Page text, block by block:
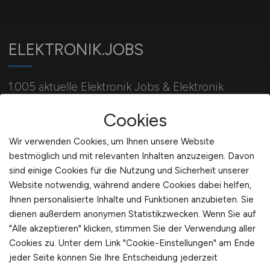
ELEKTRONIK.JOBS
1.005 aktuelle Elektronik Jobs & Elektronik
Für Arbeitgeber
Stellenanzeigen schalten
Mediadaten & Konditionen
Arbeitgeber Seite
Cookies
Wir verwenden Cookies, um Ihnen unsere Website
bestmöglich und mit relevanten Inhalten anzuzeigen. Davon
sind einige Cookies für die Nutzung und Sicherheit unserer
Website notwendig, während andere Cookies dabei helfen,
Ihnen personalisierte Inhalte und Funktionen anzubieten. Sie
dienen außerdem anonymen Statistikzwecken. Wenn Sie auf
"Alle akzeptieren" klicken, stimmen Sie der Verwendung aller
Cookies zu. Unter dem Link "Cookie-Einstellungen" am Ende
jeder Seite können Sie Ihre Entscheidung jederzeit